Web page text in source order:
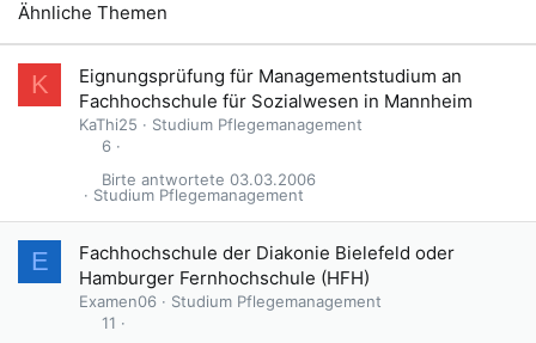
Ähnliche Themen
K
Eignungsprüfung für Managementstudium an
Fachhochschule für Sozialwesen in Mannheim
KaThi25
Studium Pflegemanagement
6
Studium Pflegemanagement
03.03.2006
Birte
E
Fachhochschule der Diakonie Bielefeld oder
Hamburger Fernhochschule (HFH)
Examen06
Studium Pflegemanagement
11